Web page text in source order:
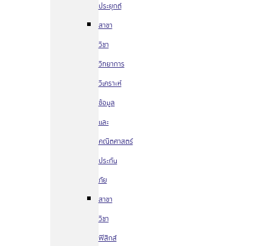
ประยุกต์
สาขา
วิชา
วิทยาการ
วิเคราะห์
ข้อมูล
และ
คณิตศาสตร์
ประกัน
ภัย
สาขา
วิชา
ฟิสิกส์